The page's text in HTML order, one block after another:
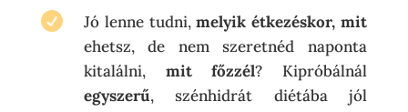
 Jó lenne tudni,melyik étkezéskor, mit
ehetsz, de nem szeretnéd naponta
kitalálni,mit főzzél? Kipróbálnál
egyszerű, szénhidrát diétába jól